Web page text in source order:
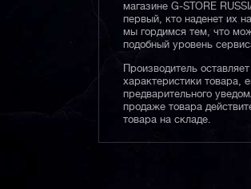
магазине G-STORE
первый, кто наденет их
мы гордимся тем, что
подобный уровень
Производитель
характеристики товара,
предварительного
продаже товара
товара на складе.